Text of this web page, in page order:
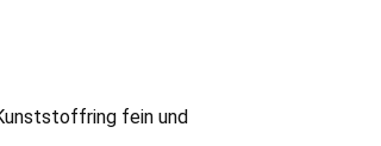
fein und